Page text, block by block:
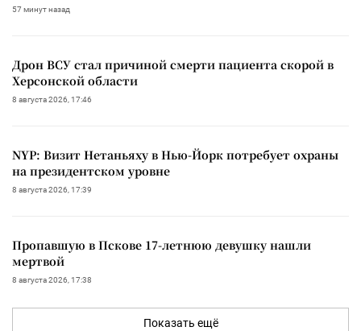
57 минут назад
Дрон ВСУ стал причиной смерти пациента скорой в
Херсонской области
8 августа 2026, 17:46
NYP: Визит Нетаньяху в Нью-Йорк потребует охраны
на президентском уровне
8 августа 2026, 17:39
Пропавшую в Пскове 17-летнюю девушку нашли
мертвой
8 августа 2026, 17:38
Показать ещё